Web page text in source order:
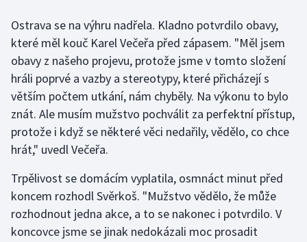
Florbal
Futsal
Golf
Gymnastika
Házená
Jezdectví
Ostrava se na výhru nadřela. Kladno potvrdilo obavy,
které měl kouč Karel Večeřa před zápasem. "Měl jsem
obavy z našeho projevu, protože jsme v tomto složení
hráli poprvé a vazby a stereotypy, které přicházejí s
větším počtem utkání, nám chyběly. Na výkonu to bylo
znát. Ale musím mužstvo pochválit za perfektní přístup,
protože i když se některé věci nedařily, vědělo, co chce
hrát," uvedl Večeřa.
Trpělivost se domácím vyplatila, osmnáct minut před
koncem rozhodl Svěrkoš. "Mužstvo vědělo, že může
rozhodnout jedna akce, a to se nakonec i potvrdilo. V
koncovce jsme se jinak nedokázali moc prosadit